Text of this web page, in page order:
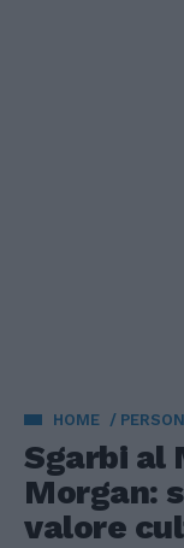
HOME
Sgarbi al
Morgan:
valore